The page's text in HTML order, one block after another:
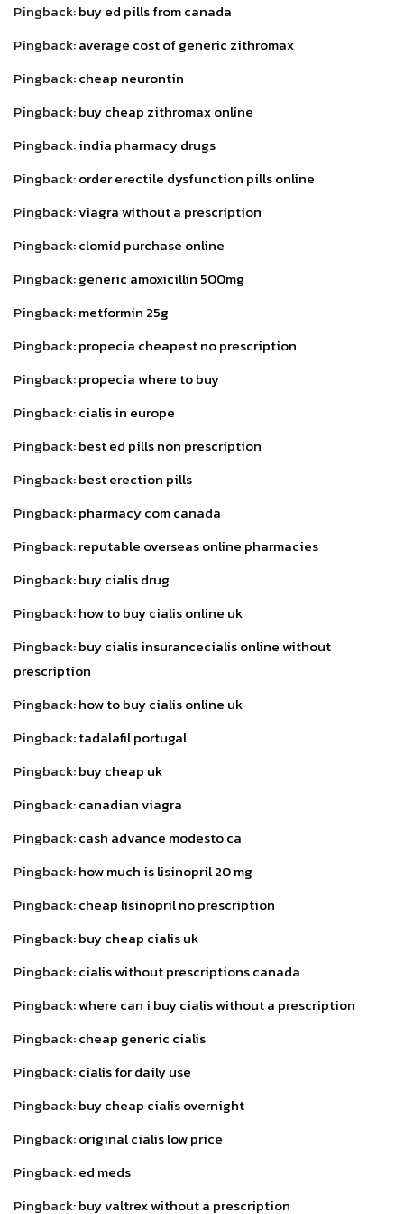
Pingback:buy ed pills from canada
Pingback:average cost of generic zithromax
Pingback:cheap neurontin
Pingback:buy cheap zithromax online
Pingback:india pharmacy drugs
Pingback:order erectile dysfunction pills online
Pingback:viagra without a prescription
Pingback:clomid purchase online
Pingback:generic amoxicillin 500mg
Pingback:metformin 25g
Pingback:propecia cheapest no prescription
Pingback:propecia where to buy
Pingback:cialis in europe
Pingback:best ed pills non prescription
Pingback:best erection pills
Pingback:pharmacy com canada
Pingback:reputable overseas online pharmacies
Pingback:buy cialis drug
Pingback:how to buy cialis online uk
Pingback:buy cialis insurancecialis online without
prescription
Pingback:how to buy cialis online uk
Pingback:tadalafil portugal
Pingback:buy cheap uk
Pingback:canadian viagra
Pingback:cash advance modesto ca
Pingback:how much is lisinopril 20 mg
Pingback:cheap lisinopril no prescription
Pingback:buy cheap cialis uk
Pingback:cialis without prescriptions canada
Pingback:where can i buy cialis without a prescription
Pingback:cheap generic cialis
Pingback:cialis for daily use
Pingback:buy cheap cialis overnight
Pingback:original cialis low price
Pingback:ed meds
Pingback:buy valtrex without a prescription